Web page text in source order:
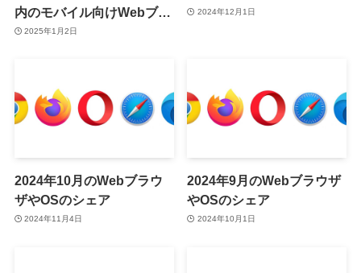
内のモバイル向けWebブラ
ウザのシェアで｢Chrome｣
2025年1月2日
2024年12月1日
2024年10月のWebブラウ
ザやOSのシェア
2024年11月4日
2024年9月のWebブラウザ
やOSのシェア
2024年10月1日